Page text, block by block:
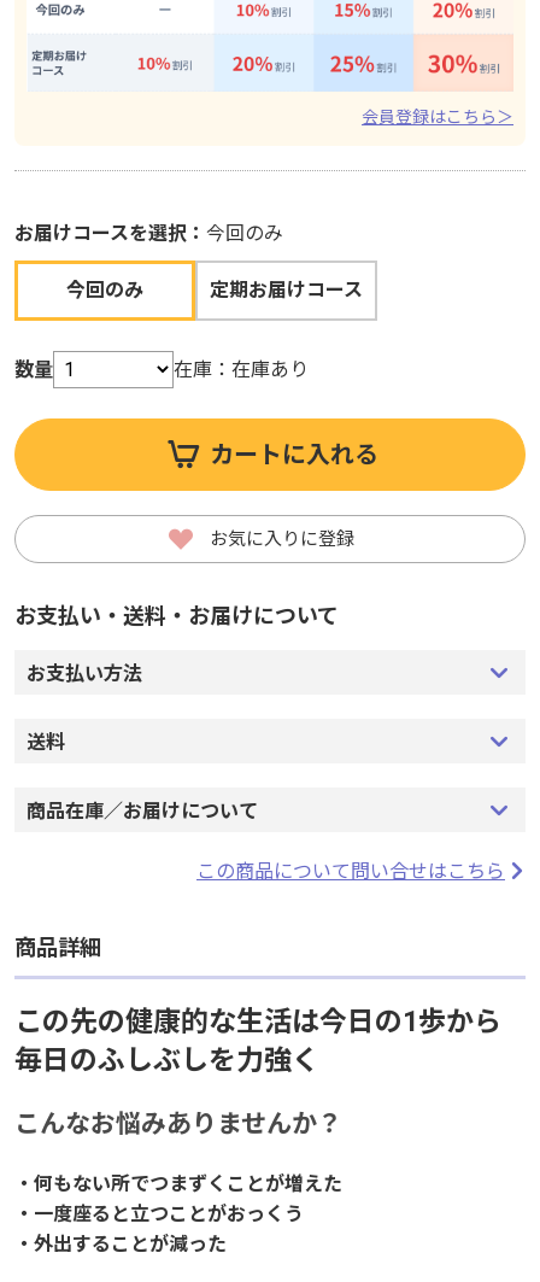
会員登録はこちら＞
お届けコースを選択： 今回のみ
今回のみ 定期お届けコース
数量 在庫： 在庫あり
カートに入れる
お気に入りに登録
お支払い・送料・お届けについて
お支払い方法
送料
商品在庫／お届けについて
この商品について問い合せはこちら
商品詳細
この先の健康的な生活は今日の1歩から
毎日のふしぶしを力強く
こんなお悩みありませんか？
・何もない所でつまずくことが増えた
・一度座ると立つことがおっくう
・外出することが減った